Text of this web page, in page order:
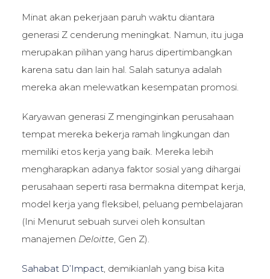
Minat akan pekerjaan paruh waktu diantara
generasi Z cenderung meningkat. Namun, itu juga
merupakan pilihan yang harus dipertimbangkan
karena satu dan lain hal. Salah satunya adalah
mereka akan melewatkan kesempatan promosi.
Karyawan generasi Z menginginkan perusahaan
tempat mereka bekerja ramah lingkungan dan
memiliki etos kerja yang baik. Mereka lebih
mengharapkan adanya faktor sosial yang dihargai
perusahaan seperti rasa bermakna ditempat kerja,
model kerja yang fleksibel, peluang pembelajaran
(Ini Menurut sebuah survei oleh konsultan
manajemen Deloitte, Gen Z).
Sahabat D’Impact, demikianlah yang bisa kita